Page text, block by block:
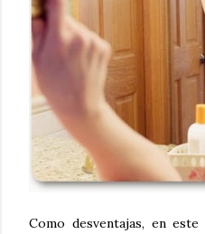
Como desventajas, en